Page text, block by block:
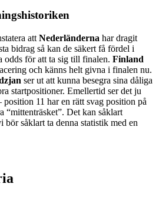
att Nederländerna har dragit
bidrag så kan de säkert få fördel i
odds för att ta sig till finalen. Finland
och känns helt givna i finalen nu.
ser ut att kunna besegra sina dåliga
startpositioner. Emellertid ser det ju
position 11 har en rätt svag position på
“mittenträsket”. Det kan såklart
såklart ta denna statistik med en